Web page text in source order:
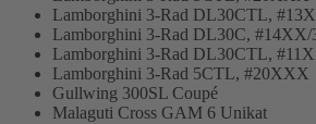
Lamborghini 3-Rad DL30CTL,
Lamborghini 3-Rad DL30C, #14XX/
Lamborghini 3-Rad DL30CTL,
Lamborghini 3-Rad 5CTL, #20XXX
Gullwing 300SL Coupé
Malaguti Cross GAM 6 Unikat